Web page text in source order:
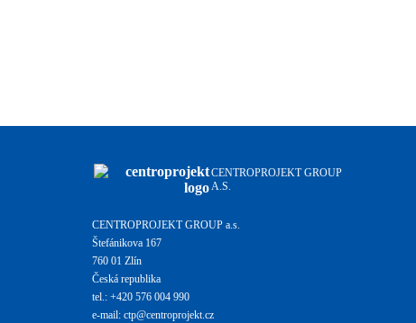
CENTROPROJEKT GROUP
A.S.
CENTROPROJEKT GROUP a.s.
Štefánikova 167
760 01 Zlín
Česká republika
tel.: +420 576 004 990
e-mail: ctp@centroprojekt.cz